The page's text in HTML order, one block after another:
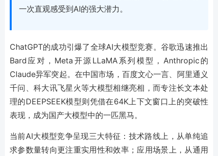
一次直观感受到AI的强大潜力。
ChatGPT的成功引爆了全球AI大模型竞赛。谷歌迅速推出
Bard应对，Meta开源LLaMA系列模型，Anthropic的
Claude异军突起。在中国市场，百度文心一言、阿里通义
千问、科大讯飞星火等大模型相继亮相，而专注长文本处
理的DEEPSEEK模型则凭借在64K上下文窗口上的突破性
表现，成为国产大模型中的一匹黑马。
当前AI大模型竞争呈现三大特征：技术路线上，从单纯追
求参数量转向更注重实用性和效率；应用场景上，从通用